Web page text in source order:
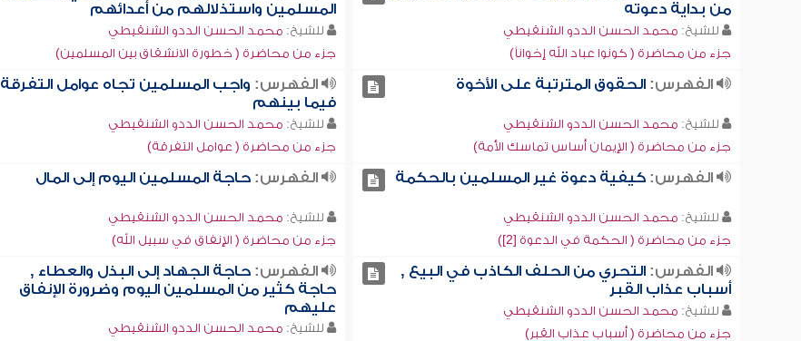
من بداية دعوته
للشيخ: محمد الحسن الددو الشنقيطي
جزء من محاضرة ( كونوا عباد الله إخواناً)
المسلمين واستذلالهم من أعدائهم
للشيخ: محمد الحسن الددو الشنقيطي
جزء من محاضرة ( خطورة الانشقاق بين المسلمين)
الفهرس:الحقوق المترتبة على الأخوة
للشيخ: محمد الحسن الددو الشنقيطي
جزء من محاضرة ( الإيمان أساس تماسك الأمة)
الفهرس: واجب المسلمين تجاه عوامل التفرقة
فيما بينهم
للشيخ: محمد الحسن الددو الشنقيطي
جزء من محاضرة ( عوامل التفرقة)
الفهرس:كيفية دعوة غير المسلمين بالحكمة
للشيخ: محمد الحسن الددو الشنقيطي
جزء من محاضرة ( الحكمة في الدعوة [2])
الفهرس: حاجة المسلمين اليوم إلى المال
للشيخ: محمد الحسن الددو الشنقيطي
جزء من محاضرة ( الإنفاق في سبيل الله)
الفهرس:التحري من الحلف الكاذب في البيع ,
أسباب عذاب القبر
للشيخ: محمد الحسن الددو الشنقيطي
جزء من محاضرة ( أسباب عذاب القبر)
الفهرس: حاجة الجهاد إلى البذل والعطاء ,
حاجة كثير من المسلمين اليوم وضرورة الإنفاق
عليهم
للشيخ: محمد الحسن الددو الشنقيطي